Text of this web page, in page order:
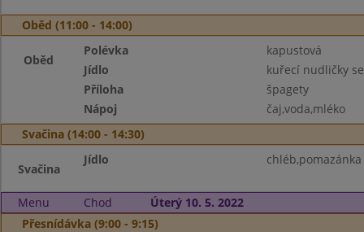
Oběd (11:00 - 14:00)
Oběd
Polévka
kapustová
Jídlo
kuřecí nudličky
Příloha
špagety
Nápoj
čaj,voda,mléko
Svačina (14:00 - 14:30)
Svačina
Jídlo
Menu Chod
Úterý 10. 5. 2022
Přesnídávka (9:00 - 9:15)